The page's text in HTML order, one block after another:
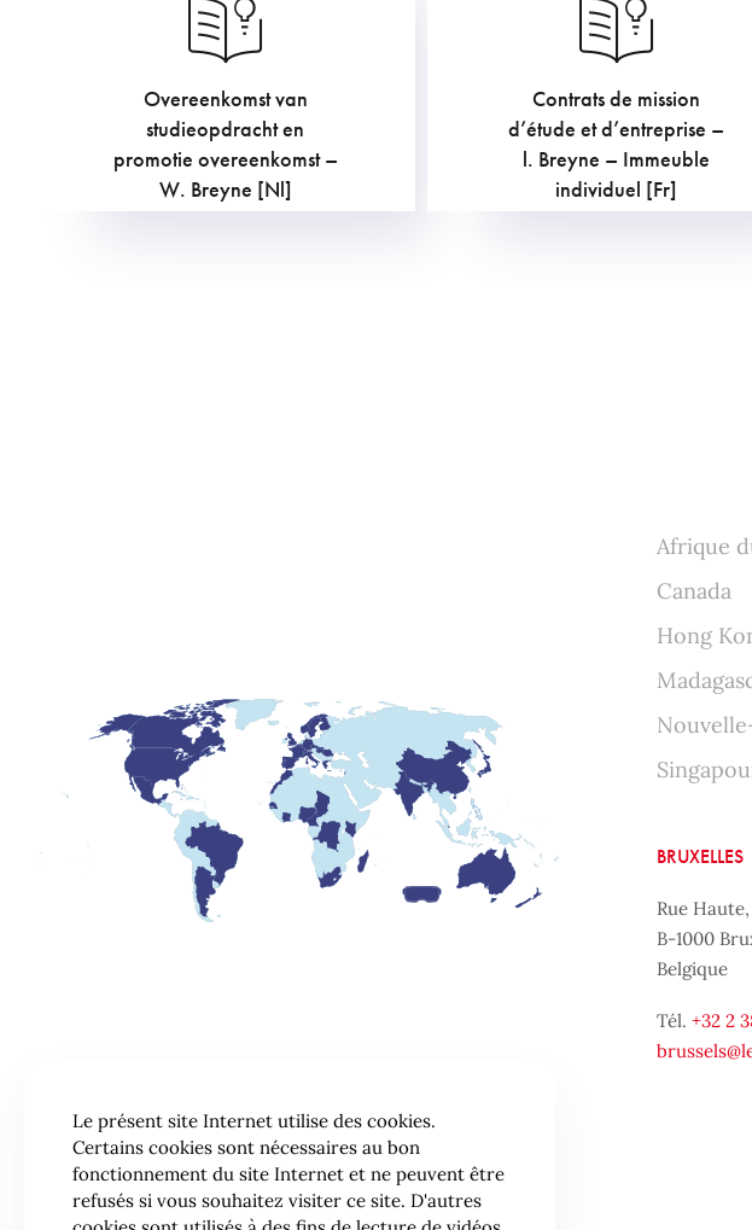
Overeenkomst van
studieopdracht en
promotie overeenkomst –
W. Breyne [Nl]
907.5€
Contrats de mission
d’étude et d’entreprise –
l. Breyne – Immeuble
individuel [Fr]
907.5 €
Afrique
Canada
Hong
BRUXELLES
Rue
B-1000
Belgique
Tél. +32 2
Le présent site Internet utilise des cookies.
Certains cookies sont nécessaires au bon
fonctionnement du site Internet et ne peuvent être
refusés si vous souhaitez visiter ce site. D'autres